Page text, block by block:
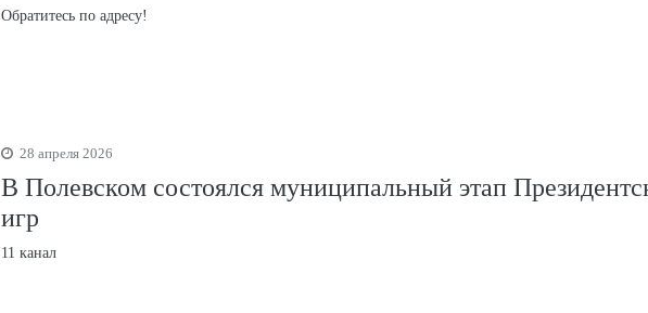
Обратитесь по адресу!
28 апреля 2026
В Полевском состоялся муниципальный этап
игр
11 канал